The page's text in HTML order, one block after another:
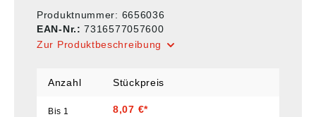
Produktnummer: 6656036
EAN-Nr.:7316577057600
Zur Produktbeschreibung
Anzahl Stückpreis
Bis 1 8,07 €*